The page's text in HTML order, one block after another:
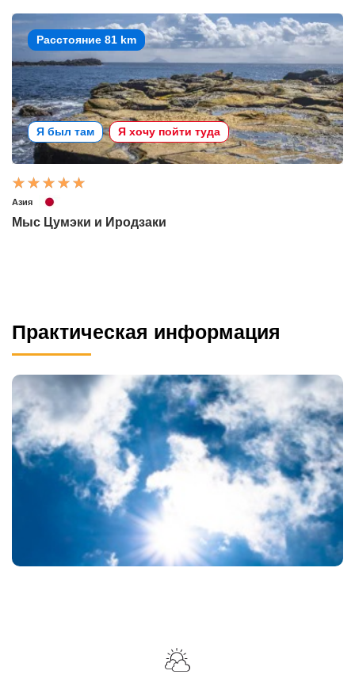
Расстояние 81 km
Я был там Я хочу пойти туда
Азия
Мыс Цумэки и Иродзаки
Практическая информация